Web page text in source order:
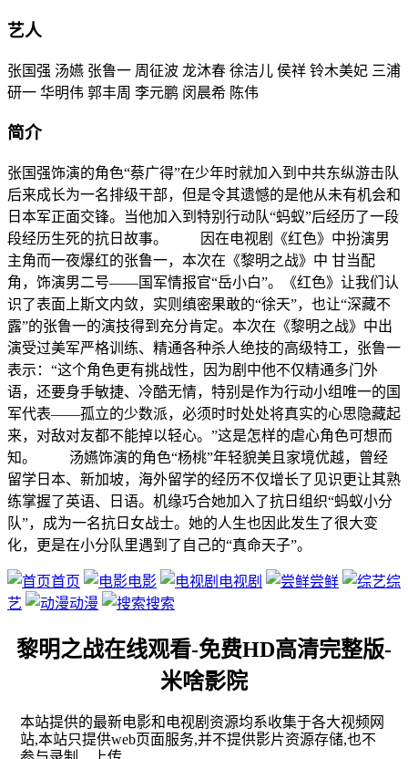
艺人
张国强 汤嬿 张鲁一 周征波 龙沐春 徐洁儿 侯祥 铃木美妃 三浦
研一 华明伟 郭丰周 李元鹏 闵晨希 陈伟
简介
张国强饰演的角色“蔡广得”在少年时就加入到中共东纵游击队
后来成长为一名排级干部，但是令其遗憾的是他从未有机会和
日本军正面交锋。当他加入到特别行动队“蚂蚁”后经历了一段
段经历生死的抗日故事。 因在电视剧《红色》中扮演男
主角而一夜爆红的张鲁一，本次在《黎明之战》中 甘当配
角，饰演男二号——国军情报官“岳小白”。《红色》让我们认
识了表面上斯文内敛，实则缜密果敢的“徐天”，也让“深藏不
露”的张鲁一的演技得到充分肯定。本次在《黎明之战》中出
演受过美军严格训练、精通各种杀人绝技的高级特工，张鲁一
表示：“这个角色更有挑战性，因为剧中他不仅精通多门外
语，还要身手敏捷、冷酷无情，特别是作为行动小组唯一的国
军代表——孤立的少数派，必须时时处处将真实的心思隐藏起
来，对敌对友都不能掉以轻心。”这是怎样的虐心角色可想而
知。 汤嬿饰演的角色“杨桃”年轻貌美且家境优越，曾经
留学日本、新加坡，海外留学的经历不仅增长了见识更让其熟
练掌握了英语、日语。机缘巧合她加入了抗日组织“蚂蚁小分
队”，成为一名抗日女战士。她的人生也因此发生了很大变
化，更是在小分队里遇到了自己的“真命天子”。
首页 电影 电视剧 尝鲜
综
艺
动漫 搜索
黎明之战在线观看-免费HD高清完整版-
米啥影院
本站提供的最新电影和电视剧资源均系收集于各大视频网
站,本站只提供web页面服务,并不提供影片资源存储,也不